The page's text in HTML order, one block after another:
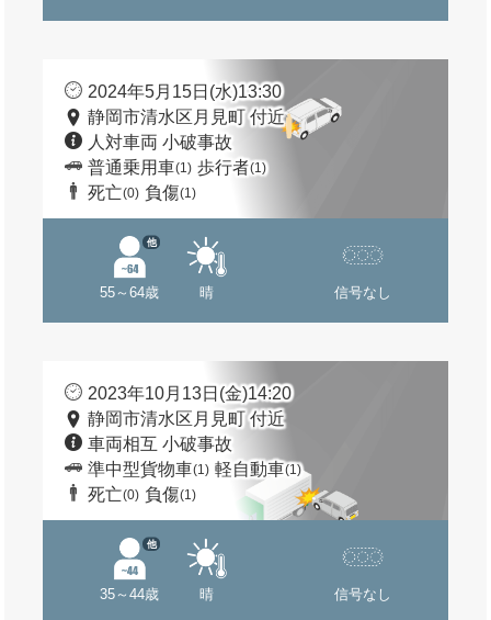
2024年5月15日(水)13:30
静岡市清水区月見町 付近
人対車両 小破事故
普通乗用車(1) 歩行者(1)
死亡(0) 負傷(1)
55～64歳
他
晴 信号なし
2023年10月13日(金)14:20
静岡市清水区月見町 付近
車両相互 小破事故
準中型貨物車(1) 軽自動車(1)
死亡(0) 負傷(1)
35～44歳
他
晴 信号なし